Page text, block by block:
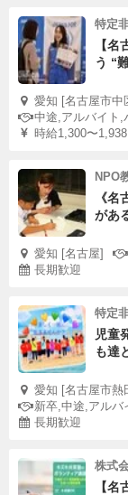
特定
【
う “
愛知 [名古屋市中
中途,アルバイト,
時給1,300〜1,938
NPO
《
があ
愛知 [名古屋]
長期歓迎
特定
児童
も達
愛知 [名古屋市熱
新卒,中途,アルバ
長期歓迎
株式
【